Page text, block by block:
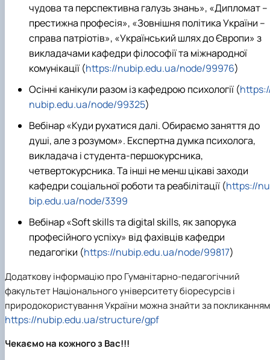
чудова та перспективна галузь знань», «Дипломат –
престижна професія», «Зовнішня політика України –
справа патріотів», «Український шлях до Європи» з
викладачами кафедри філософії та міжнародної
комунікації (https://nubip.edu.ua/node/99976)
Осінні канікули разом із кафедрою психології (
nubip.edu.ua/node/99325)
Вебінар «Куди рухатися далі. Обираємо заняття до
душі, але з розумом». Експертна думка психолога,
викладача і студента-першокурсника,
четвертокурсника. Та інші не менш цікаві заходи
кафедри соціальної роботи та реабілітації (https://nu
bip.edu.ua/node/3399
Вебінар «Soft skills та digital skills, як запорука
професійного успіху» від фахівців кафедри
педагогіки (https://nubip.edu.ua/node/99817)
Додаткову інформацію про Гуманітарно-педагогічний
факультет Національного університету біоресурсів і
природокористування України можна знайти за
https://nubip.edu.ua/structure/gpf
Чекаємо на кожного з Вас!!!